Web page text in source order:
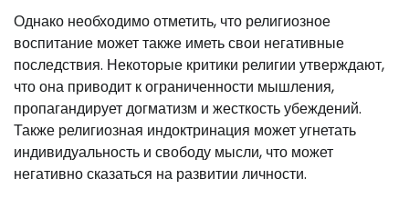
Однако необходимо отметить, что религиозное
воспитание может также иметь свои негативные
последствия. Некоторые критики религии утверждают,
что она приводит к ограниченности мышления,
пропагандирует догматизм и жесткость убеждений.
Также религиозная индоктринация может угнетать
индивидуальность и свободу мысли, что может
негативно сказаться на развитии личности.